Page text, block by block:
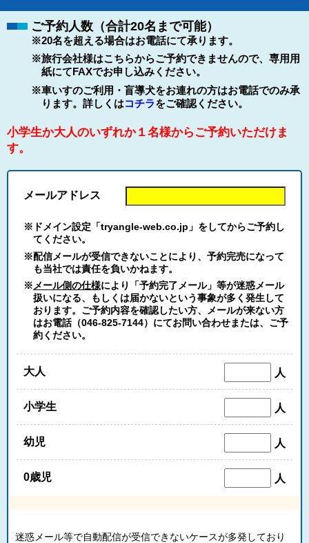
ご予約人数（合計20名まで可能）
※20名を超える場合はお電話にて承ります。
※旅行会社様はこちらからご予約できませんので、専用用
紙にてFAXでお申し込みください。
※車いすのご利用・盲導犬をお連れの方はお電話でのみ承
ります。詳しくはコチラをご確認ください。
小学生か大人のいずれか１名様からご予約いただけま
す。
メールアドレス
※ドメイン設定「tryangle-web.co.jp」をしてからご予約し
てください。
※配信メールが受信できないことにより、予約完売になって
も当社では責任を負いかねます。
※メール側の仕様により「予約完了メール」等が迷惑メール
扱いになる、もしくは届かないという事象が多く発生して
おります。ご予約内容を確認したい方、メールが来ない方
はお電話（046-825-7144）にてお問い合わせまたは、ご予
約ください。
大人 人
小学生 人
幼児 人
0歳児 人
迷惑メール等で自動配信が受信できないケースが多発しており